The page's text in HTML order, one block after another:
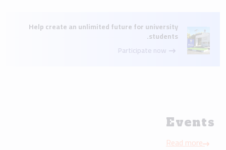
Help create an unlimited future for university
students.
Participate now
Events
Read more